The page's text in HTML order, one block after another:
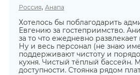
Россия, Анапа
Хотелось бы поблагодарить
Евгению за гостеприимство.
за то что ежедневно развлекает
Ну и весь персонал (не знаю
поддерживают чистоту и
кухня. Чистый тёплый бассейн.
доступности. Стоянка рядом